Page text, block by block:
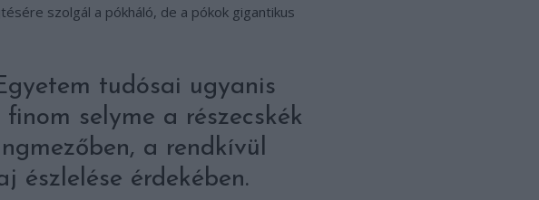
szolgál a pókháló, de a pókok gigantikus
tudósai ugyanis
selyme a részecskék
a rendkívül
észlelése érdekében.